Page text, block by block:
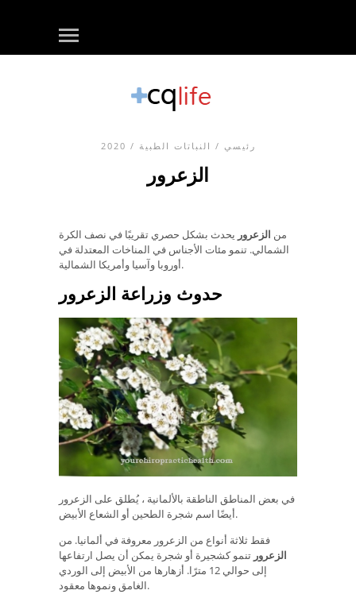
رئيسي / النباتات الطبية / 2020
الزعرور
من الزعرور يحدث بشكل حصري تقريبًا في نصف الكرة
الشمالي. تنمو مئات الأجناس في المناخات المعتدلة في
أوروبا وآسيا وأمريكا الشمالية.
حدوث وزراعة الزعرور
في بعض المناطق الناطقة بالألمانية ، يُطلق على الزعرور
أيضًا اسم شجرة الطحين أو الشعاع الأبيض.
فقط ثلاثة أنواع من الزعرور معروفة في ألمانيا. من
الزعرور تنمو كشجيرة أو شجرة يمكن أن يصل ارتفاعها
إلى حوالي 12 مترًا. أزهارها من الأبيض إلى الوردي
الغامق ونموها معقود.